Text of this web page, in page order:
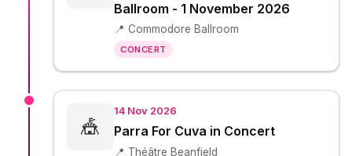
Ballroom - 1 November 2026
📍 Commodore Ballroom
CONCERT
🎪
14 Nov 2026
Parra For Cuva in Concert
📍 Théâtre Beanfield